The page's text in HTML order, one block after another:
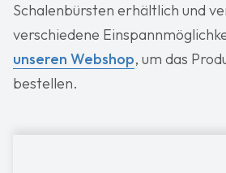
Schalenbürsten erhältlich und
verschiedene
unseren Webshop, um das
bestellen.